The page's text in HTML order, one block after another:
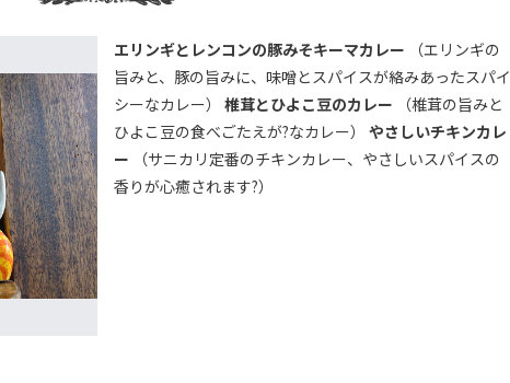
エリンギとレンコンの豚みそキーマカレー （エリンギの
旨みと、豚の旨みに、味噌とスパイスが絡みあったスパイ
シーなカレー） 椎茸とひよこ豆のカレー （椎茸の旨みと
ひよこ豆の食べごたえが?なカレー） やさしいチキンカレ
ー （サニカリ定番のチキンカレー、やさしいスパイスの
香りが心癒されます?）